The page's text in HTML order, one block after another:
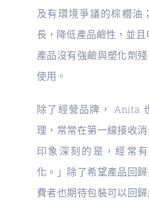
及有環境爭議的棕櫚油
長，降低產品鹼性，並且
產品沒有強鹼與塑化劑
使用。
除了經營品牌， Anita
理，常常在第一線接收
印象深刻的是，經常
化。」除了希望產品回
費者也期待包裝可以回